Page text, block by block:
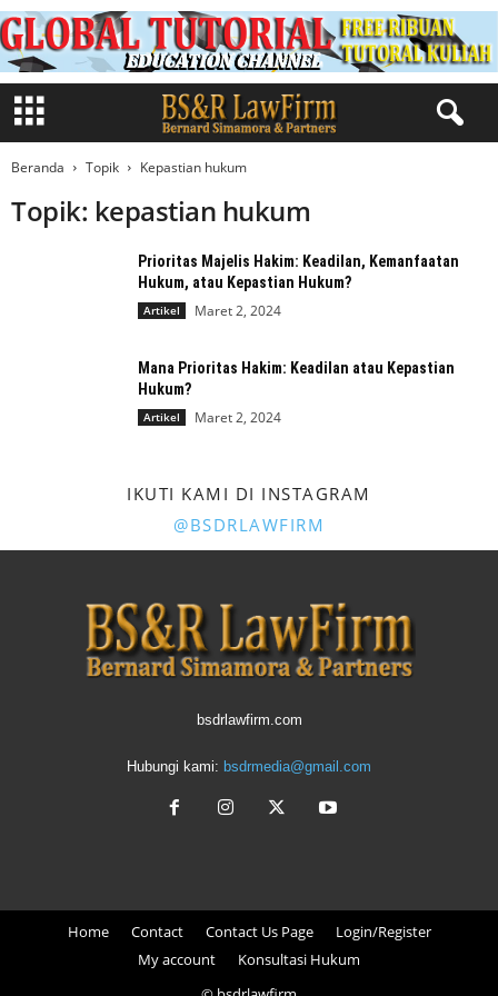
Beranda Topik Kepastian hukum
Topik: kepastian hukum
Prioritas Majelis Hakim: Keadilan, Kemanfaatan
Hukum, atau Kepastian Hukum?
Artikel Maret 2, 2024
Mana Prioritas Hakim: Keadilan atau Kepastian
Hukum?
Artikel Maret 2, 2024
IKUTI KAMI DI INSTAGRAM
@BSDRLAWFIRM
bsdrlawfirm.com
Hubungi kami: bsdrmedia@gmail.com
Home Contact Contact Us Page
Login/Register
My account
Konsultasi Hukum